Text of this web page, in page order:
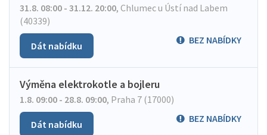
31.8. 08:00 - 31.12. 20:00, Chlumec u Ústí nad Labem
(40339)
BEZ NABÍDKY
Dát nabídku
Výměna elektrokotle a bojleru
1.8. 09:00 - 28.8. 09:00, Praha 7 (17000)
BEZ NABÍDKY
Dát nabídku